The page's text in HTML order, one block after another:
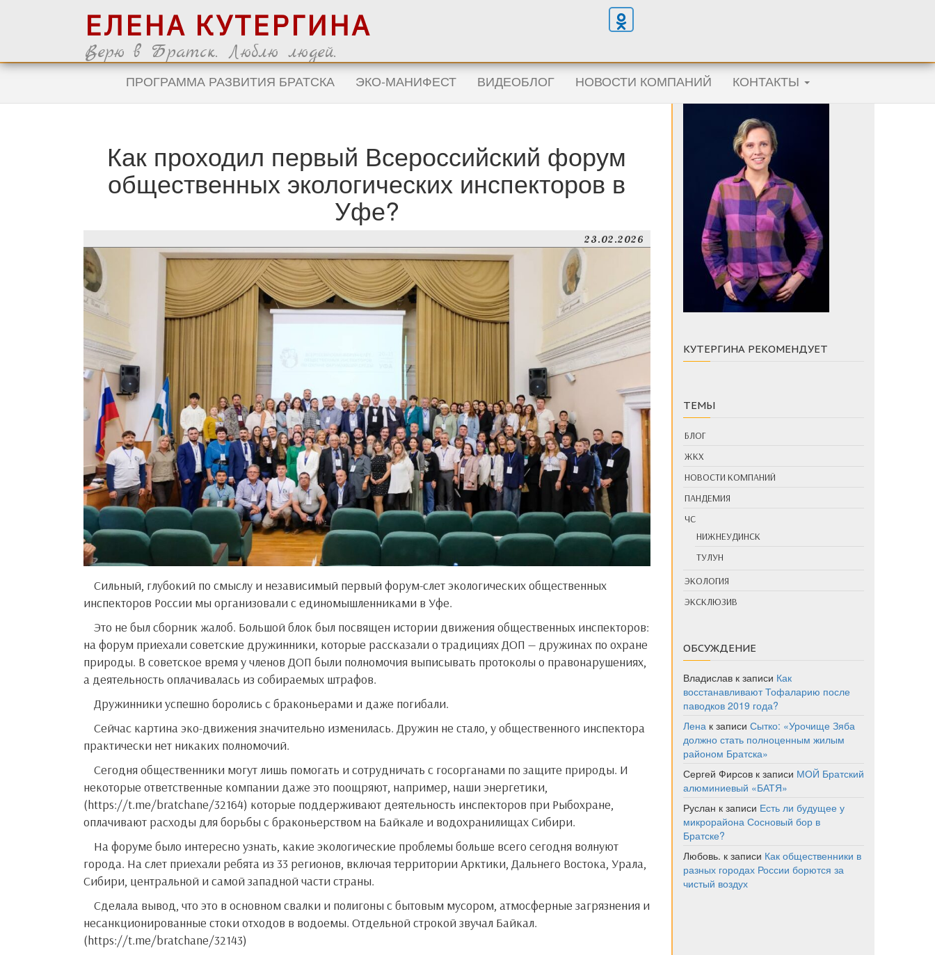
ЕЛЕНА КУТЕРГИНА
Верю в Братск. Люблю людей.
ПРОГРАММА РАЗВИТИЯ БРАТСКА ЭКО-МАНИФЕСТ ВИДЕОБЛОГ НОВОСТИ КОМПАНИЙ КОНТАКТЫ
Как проходил первый Всероссийский форум
общественных экологических инспекторов в
Уфе?
23.02.2026
Сильный, глубокий по смыслу и независимый первый форум-слет экологических общественных
инспекторов России мы организовали с единомышленниками в Уфе.
Это не был сборник жалоб. Большой блок был посвящен истории движения общественных инспекторов:
на форум приехали советские дружинники, которые рассказали о традициях ДОП — дружинах по охране
природы. В советское время у членов ДОП были полномочия выписывать протоколы о правонарушениях,
а деятельность оплачивалась из собираемых штрафов.
Дружинники успешно боролись с браконьерами и даже погибали.
Сейчас картина эко-движения значительно изменилась. Дружин не стало, у общественного инспектора
практически нет никаких полномочий.
Сегодня общественники могут лишь помогать и сотрудничать с госорганами по защите природы. И
некоторые ответственные компании даже это поощряют, например, наши энергетики,
(https://t.me/bratchane/32164) которые поддерживают деятельность инспекторов при Рыбохране,
оплачивают расходы для борьбы с браконьерством на Байкале и водохранилищах Сибири.
На форуме было интересно узнать, какие экологические проблемы больше всего сегодня волнуют
города. На слет приехали ребята из 33 регионов, включая территории Арктики, Дальнего Востока, Урала,
Сибири, центральной и самой западной части страны.
Сделала вывод, что это в основном свалки и полигоны с бытовым мусором, атмосферные загрязнения и
несанкционированные стоки отходов в водоемы. Отдельной строкой звучал Байкал.
(https://t.me/bratchane/32143)
КУТЕРГИНА РЕКОМЕНДУЕТ
ТЕМЫ
БЛОГ
ЖКХ
НОВОСТИ КОМПАНИЙ
ПАНДЕМИЯ
ЧС
НИЖНЕУДИНСК
ТУЛУН
ЭКОЛОГИЯ
ЭКСКЛЮЗИВ
ОБСУЖДЕНИЕ
Владиславк записи Как
восстанавливают Тофаларию после
паводков 2019 года?
Ленак записи Сытко: «Урочище Зяба
должно стать полноценным жилым
районом Братска»
Сергей Фирсовк записи МОЙ Братский
алюминиевый «БАТЯ»
Руслан к записи Есть ли будущее у
микрорайона Сосновый бор в
Братске?
Любовь. к записи Как общественники в
разных городах России борются за
чистый воздух